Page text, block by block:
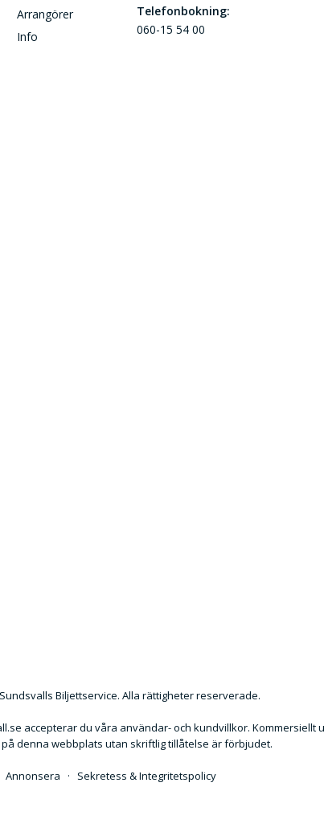
Arrangörer
Info
Telefonbokning:
060-15 54 00
Biljettservice. Alla rättigheter reserverade.
accepterar du våra användar- och kundvillkor. Kommersiellt
denna webbplats utan skriftlig tillåtelse är förbjudet.
Annonsera · Sekretess & Integritetspolicy